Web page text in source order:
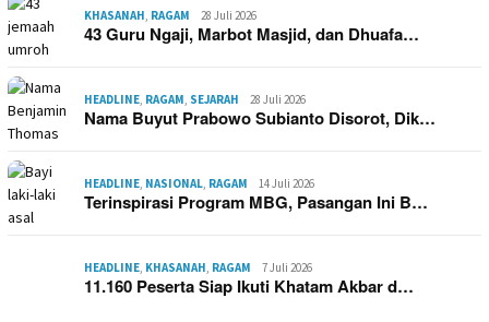
KHASANAH, RAGAM 28 Juli 2026
43 Guru Ngaji, Marbot Masjid, dan Dhuafa…
HEADLINE, RAGAM, SEJARAH 28 Juli 2026
Nama Buyut Prabowo Subianto Disorot, Dik…
HEADLINE, NASIONAL, RAGAM 14 Juli 2026
Terinspirasi Program MBG, Pasangan Ini B…
HEADLINE, KHASANAH, RAGAM 7 Juli 2026
11.160 Peserta Siap Ikuti Khatam Akbar d…